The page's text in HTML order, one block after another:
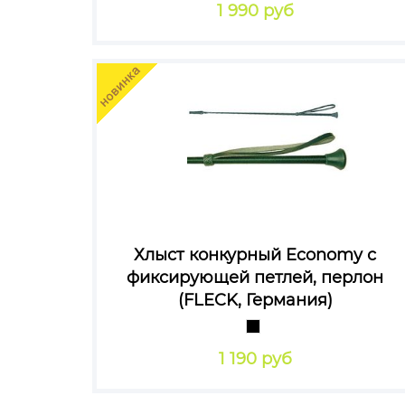
1 990 руб
Хлыст конкурный Economy с
фиксирующей петлей, перлон
(FLECK, Германия)
1 190 руб